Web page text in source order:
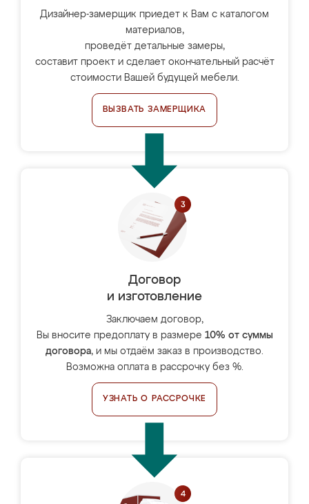
Дизайнер-замерщик приедет к Вам с каталогом
материалов,
проведёт детальные замеры,
составит проект и сделает окончательный расчёт
стоимости Вашей будущей мебели.
ВЫЗВАТЬ ЗАМЕРЩИКА
Договор
и изготовление
Заключаем договор,
Вы вносите предоплату в размере 10% от суммы
договора, и мы отдаём заказ в производство.
Возможна оплата в рассрочку без %.
УЗНАТЬ О РАССРОЧКЕ